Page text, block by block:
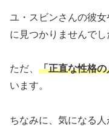
ユ・スビンさんの彼
に見つかりませんでし
ただ、 「正直な性格
います。
ちなみに、気になる